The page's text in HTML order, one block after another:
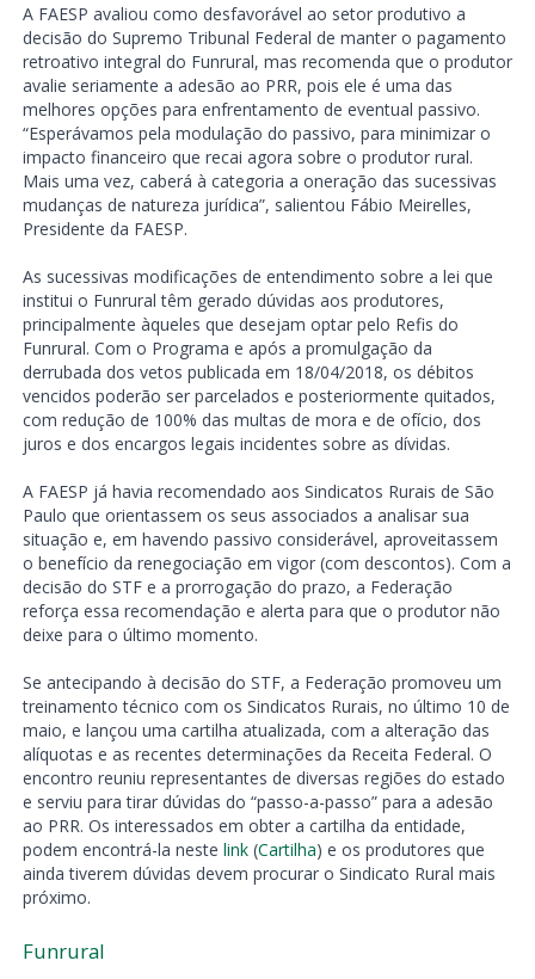
A FAESP avaliou como desfavorável ao setor produtivo a
decisão do Supremo Tribunal Federal de manter o pagamento
retroativo integral do Funrural, mas recomenda que o produtor
avalie seriamente a adesão ao PRR, pois ele é uma das
melhores opções para enfrentamento de eventual passivo.
“Esperávamos pela modulação do passivo, para minimizar o
impacto financeiro que recai agora sobre o produtor rural.
Mais uma vez, caberá à categoria a oneração das sucessivas
mudanças de natureza jurídica”, salientou Fábio Meirelles,
Presidente da FAESP.
As sucessivas modificações de entendimento sobre a lei que
institui o Funrural têm gerado dúvidas aos produtores,
principalmente àqueles que desejam optar pelo Refis do
Funrural. Com o Programa e após a promulgação da
derrubada dos vetos publicada em 18/04/2018, os débitos
vencidos poderão ser parcelados e posteriormente quitados,
com redução de 100% das multas de mora e de ofício, dos
juros e dos encargos legais incidentes sobre as dívidas.
A FAESP já havia recomendado aos Sindicatos Rurais de São
Paulo que orientassem os seus associados a analisar sua
situação e, em havendo passivo considerável, aproveitassem
o benefício da renegociação em vigor (com descontos). Com a
decisão do STF e a prorrogação do prazo, a Federação
reforça essa recomendação e alerta para que o produtor não
deixe para o último momento.
Se antecipando à decisão do STF, a Federação promoveu um
treinamento técnico com os Sindicatos Rurais, no último 10 de
maio, e lançou uma cartilha atualizada, com a alteração das
alíquotas e as recentes determinações da Receita Federal. O
encontro reuniu representantes de diversas regiões do estado
e serviu para tirar dúvidas do “passo-a-passo” para a adesão
ao PRR. Os interessados em obter a cartilha da entidade,
podem encontrá-la neste link(Cartilha) e os produtores que
ainda tiverem dúvidas devem procurar o Sindicato Rural mais
próximo.
Funrural